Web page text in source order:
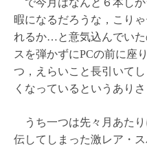
で今月はなんと６本しか
暇になるだろうな，こり
れるか…と意気込んでい
スを弾かずにPCの前に座
つ，えらいこと長引いて
くなっているというありさ
うち一つは先々月あた
伝してしまった激レア・